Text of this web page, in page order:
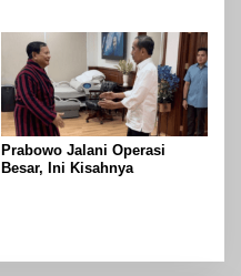
Prabowo Jalani Operasi
Besar, Ini Kisahnya